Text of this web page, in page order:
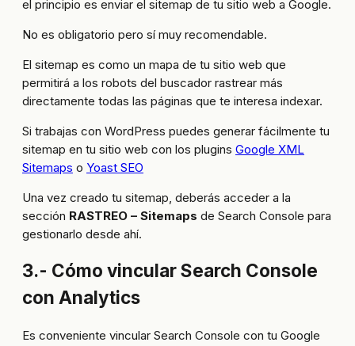
el principio es enviar el sitemap de tu sitio web a Google.
No es obligatorio pero sí muy recomendable.
El sitemap es como un mapa de tu sitio web que
permitirá a los robots del buscador rastrear más
directamente todas las páginas que te interesa indexar.
Si trabajas con WordPress puedes generar fácilmente tu
sitemap en tu sitio web con los plugins Google XML
Sitemaps o Yoast SEO
Una vez creado tu sitemap, deberás acceder a la
sección RASTREO – Sitemaps de Search Console para
gestionarlo desde ahí.
3.- Cómo vincular Search Console
con Analytics
Es conveniente vincular Search Console con tu Google